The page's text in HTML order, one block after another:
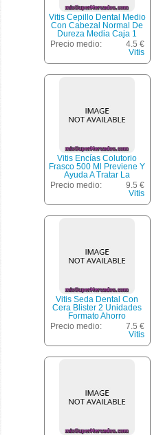
Vitis Cepillo Dental Medio
Con Cabezal Normal De
Dureza Media Caja 1
Unidad
Precio medio:
4.5 €
Vitis
Vitis Encías Colutorio
Frasco 500 Ml Previene Y
Ayuda A Tratar La
Inflamación Y El Sangrado
De Encías Por Gingivitis
Precio medio:
9.5 €
Vitis
Vitis Seda Dental Con
Cera Blister 2 Unidades
Formato Ahorro
Precio medio:
7.5 €
Vitis